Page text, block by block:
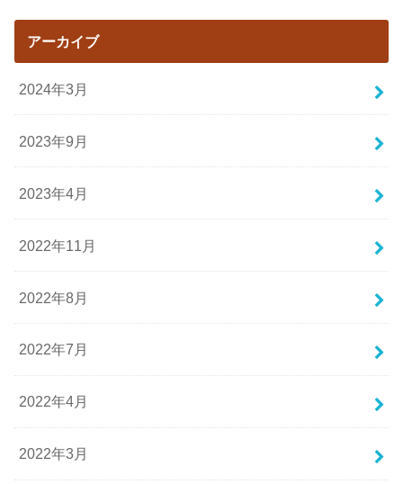
アーカイブ
2024年3月
2023年9月
2023年4月
2022年11月
2022年8月
2022年7月
2022年4月
2022年3月